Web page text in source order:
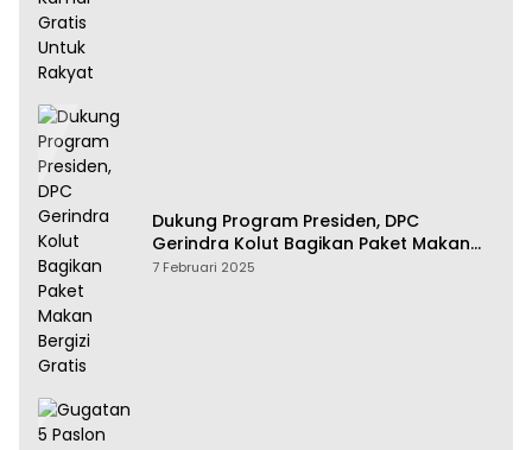
Dukung Program Presiden, DPC
Gerindra Kolut Bagikan Paket Makan
Bergizi Gratis
7 Februari 2025